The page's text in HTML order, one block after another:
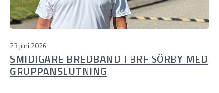
23 juni 2026
SMIDIGARE BREDBAND I BRF SÖRBY MED
GRUPPANSLUTNING